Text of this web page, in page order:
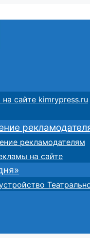
сайте kimrypress.ru
рекламодателям
на сайте